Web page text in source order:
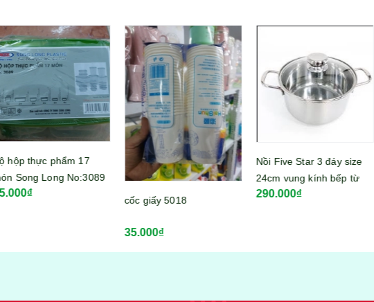
hộp thực phẩm 17
Song Long No:3089
cốc giấy 5018
35.000₫
Nồi Five Star 3 đáy size
24cm vung kính bếp từ
FSN24IN002
290.000₫